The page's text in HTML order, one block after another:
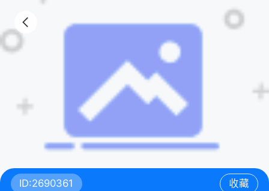
ID:2690361 收藏